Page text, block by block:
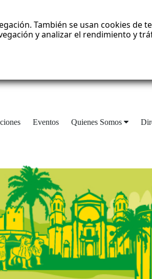
También se usan cookies de
y analizar el rendimiento y
Eventos Quienes Somos